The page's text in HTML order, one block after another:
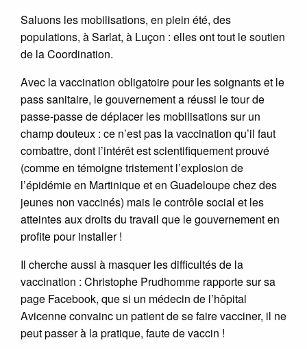
Saluons les mobilisations, en plein été, des
populations, à Sarlat, à Luçon : elles ont tout le soutien
de la Coordination.
Avec la vaccination obligatoire pour les soignants et le
pass sanitaire, le gouvernement a réussi le tour de
passe-passe de déplacer les mobilisations sur un
champ douteux : ce n’est pas la vaccination qu’il faut
combattre, dont l’intérêt est scientifiquement prouvé
(comme en témoigne tristement l’explosion de
l’épidémie en Martinique et en Guadeloupe chez des
jeunes non vaccinés) mais le contrôle social et les
atteintes aux droits du travail que le gouvernement en
profite pour installer !
Il cherche aussi à masquer les difficultés de la
vaccination : Christophe Prudhomme rapporte sur sa
page Facebook, que si un médecin de l’hôpital
Avicenne convainc un patient de se faire vacciner, il ne
peut passer à la pratique, faute de vaccin !